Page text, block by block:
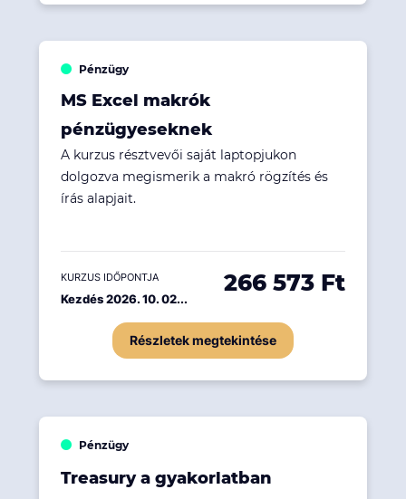
Pénzügy
MS Excel makrók
pénzügyeseknek
A kurzus résztvevői saját laptopjukon
dolgozva megismerik a makró rögzítés és
írás alapjait.
KURZUS IDŐPONTJA
Kezdés 2026. 10. 02...
266 573 Ft
Részletek megtekintése
Pénzügy
Treasury a gyakorlatban